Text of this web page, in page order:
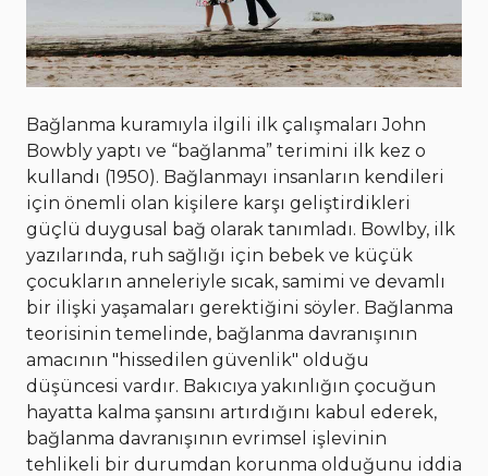
Bağlanma kuramıyla ilgili ilk çalışmaları John
Bowbly yaptı ve “bağlanma” terimini ilk kez o
kullandı (1950). Bağlanmayı insanların kendileri
için önemli olan kişilere karşı geliştirdikleri
güçlü duygusal bağ olarak tanımladı. Bowlby, ilk
yazılarında, ruh sağlığı için bebek ve küçük
çocukların anneleriyle sıcak, samimi ve devamlı
bir ilişki yaşamaları gerektiğini söyler. Bağlanma
teorisinin temelinde, bağlanma davranışının
amacının "hissedilen güvenlik" olduğu
düşüncesi vardır. Bakıcıya yakınlığın çocuğun
hayatta kalma şansını artırdığını kabul ederek,
bağlanma davranışının evrimsel işlevinin
tehlikeli bir durumdan korunma olduğunu iddia